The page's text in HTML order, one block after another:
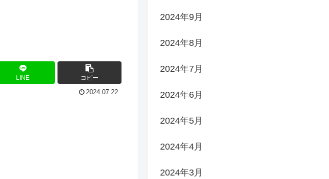
LINE コピー
2024.07.22
2024年9月
2024年8月
2024年7月
2024年6月
2024年5月
2024年4月
2024年3月